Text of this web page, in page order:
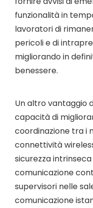
funzionalità in
lavoratori di
pericoli e di
migliorando in
benessere.
Un altro vantaggio
capacità di
coordinazione tra i
connettività
sicurezza
comunicazione
supervisori nelle
comunicazione